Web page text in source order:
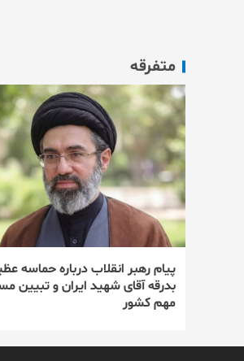
متفرقه
پیام رهبر انقلاب درباره حماسه
بدرقه آقای شهید ایران و تبیین
مهم کشور